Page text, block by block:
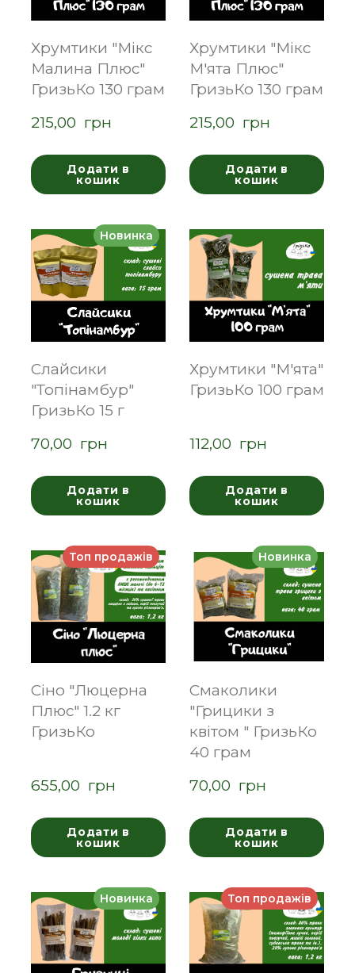
Хрумтики "Мікс
Малина Плюс"
ГризьКо 130 грам
215,00  грн
Додати в
кошик
Хрумтики "Мікс
М'ята Плюс"
ГризьКо 130 грам
215,00  грн
Додати в
кошик
Новинка
Слайсики
"Топінамбур"
ГризьКо 15 г
70,00  грн
Додати в
кошик
Хрумтики "М'ята"
ГризьКо 100 грам
112,00  грн
Додати в
кошик
Топ продажів
Сіно "Люцерна
Плюс" 1.2 кг
ГризьКо
655,00  грн
Додати в
кошик
Новинка
Смаколики
"Грицики з
квітом " ГризьКо
40 грам
70,00  грн
Додати в
кошик
Новинка Топ продажів